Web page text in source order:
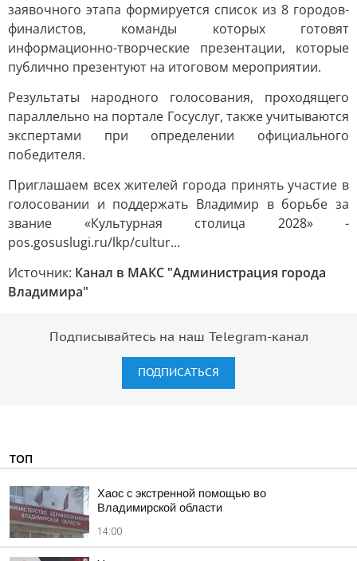
заявочного этапа формируется список из 8 городов-
финалистов, команды которых готовят
информационно-творческие презентации, которые
публично презентуют на итоговом мероприятии.
Результаты народного голосования, проходящего
параллельно на портале Госуслуг, также учитываются
экспертами при определении официального
победителя.
Приглашаем всех жителей города принять участие в
голосовании и поддержать Владимир в борьбе за
звание «Культурная столица 2028» -
pos.gosuslugi.ru/lkp/cultur...
Источник: Канал в МАКС "Администрация города
Владимира"
Подписывайтесь на наш Telegram-канал
ПОДПИСАТЬСЯ
ТОП
Хаос с экстренной помощью во
Владимирской области
14:00